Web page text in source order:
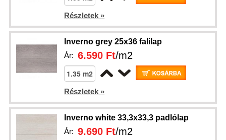
Részletek »
Inverno grey 25x36 falilap
Ár:6.590 Ft/m2
Részletek »
Inverno white 33,3x33,3 padlólap
Ár:9.690 Ft/m2